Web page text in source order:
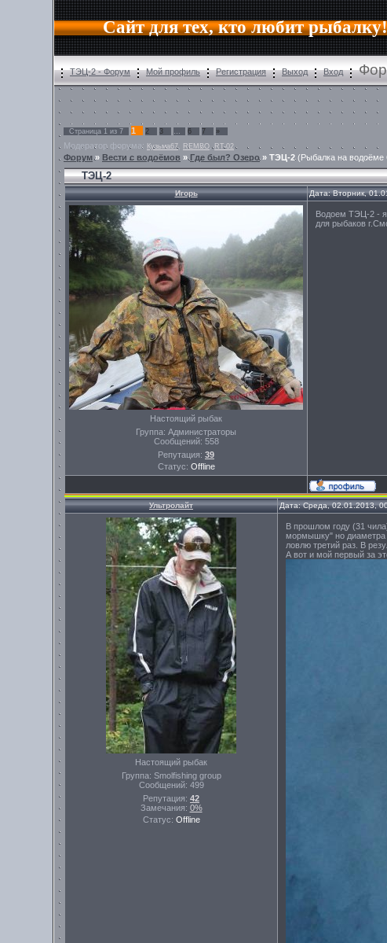
Сайт для тех, кто любит рыбалку!
ТЭЦ-2 - Форум Мой профиль Регистрация Выход Вход
Страница 1 из 7 1 2 3 … 6 7 »
Модератор форума: Кузьма67 REMBO , RT-02
Форум» Вести с водоёмов »Где был? Озеро» ТЭЦ-2 (Рыбалка на
ТЭЦ-2
Игорь Дата: Вторник,
Настоящий рыбак
Группа: Администраторы
Сообщений: 558
Репутация: 39
Статус: Offline
Водоем ТЭЦ-2 -
для рыбаков
Ультролайт Дата: Среда, 02.01.2013,
Настоящий рыбак
Группа: Smolfishing group
Сообщений: 499
Репутация: 42
Замечания: 0%
Статус: Offline
В прошлом году (31
мормышку" но диаметра
ловлю третий раз. В
А вот и мой первый за